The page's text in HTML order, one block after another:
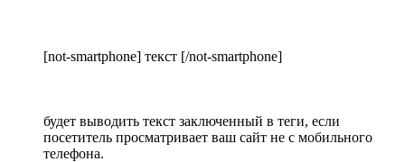
[not-smartphone] текст [/not-smartphone]
будет выводить текст заключенный в теги, если
посетитель просматривает ваш сайт не с мобильного
телефона.